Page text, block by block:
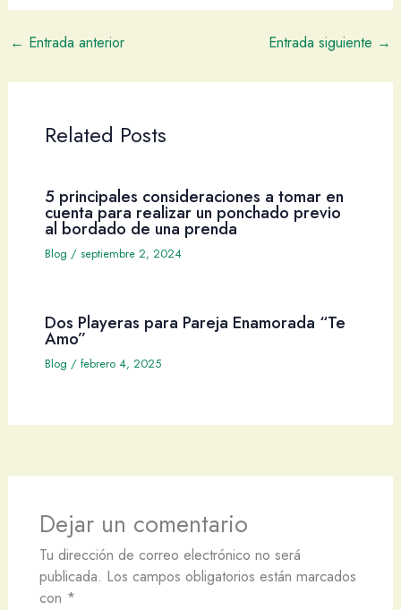
← Entrada anterior Entrada siguiente →
Related Posts
5 principales consideraciones a tomar en
cuenta para realizar un ponchado previo
al bordado de una prenda
Blog / septiembre 2, 2024
Dos Playeras para Pareja Enamorada “Te
Amo”
Blog / febrero 4, 2025
Dejar un comentario
Tu dirección de correo electrónico no será
publicada. Los campos obligatorios están marcados
con *